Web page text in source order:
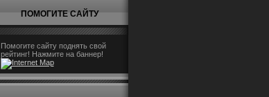
ПОМОГИТЕ САЙТУ
Помогите сайту поднять свой
рейтинг! Нажмите на баннер!